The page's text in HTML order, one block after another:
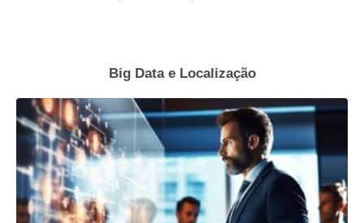
Big Data e Localização